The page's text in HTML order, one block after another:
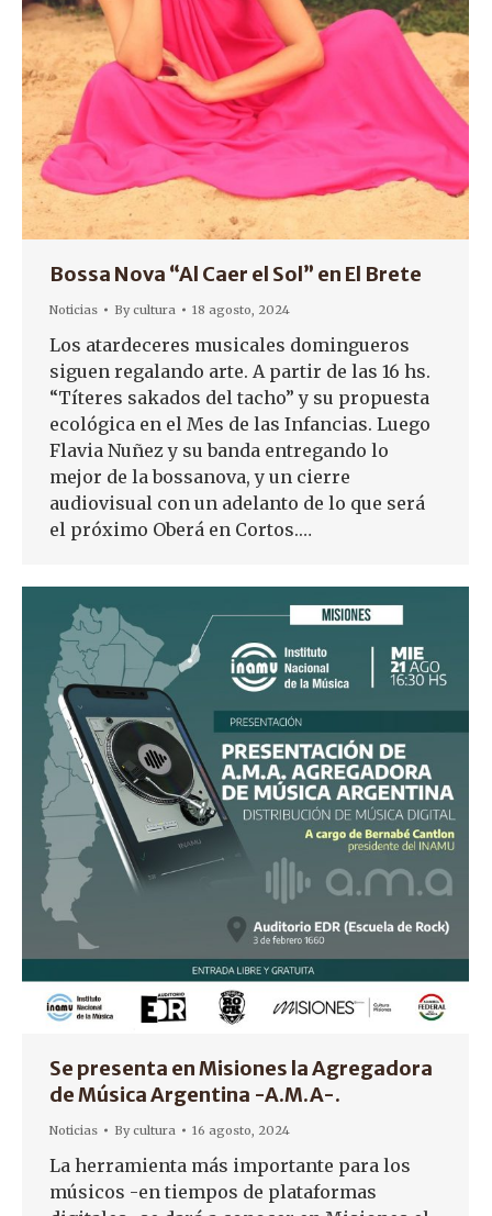
Bossa Nova “Al Caer el Sol” en El Brete
Noticias Bycultura 18 agosto, 2024
Los atardeceres musicales domingueros
siguen regalando arte. A partir de las 16 hs.
“Títeres sakados del tacho” y su propuesta
ecológica en el Mes de las Infancias. Luego
Flavia Nuñez y su banda entregando lo
mejor de la bossanova, y un cierre
audiovisual con un adelanto de lo que será
el próximo Oberá en Cortos.…
Se presenta en Misiones la Agregadora
de Música Argentina -A.M.A-.
Noticias Bycultura 16 agosto, 2024
La herramienta más importante para los
músicos -en tiempos de plataformas